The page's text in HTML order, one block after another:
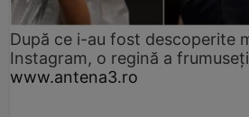
După ce i-au fost descoperite
Instagram, o regină a
www.antena3.ro